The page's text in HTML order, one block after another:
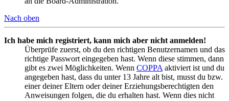
Nach oben
Ich habe mich registriert, kann mich aber nicht anmelden!
Überprüfe zuerst, ob du den richtigen Benutzernamen und das
richtige Passwort eingegeben hast. Wenn diese stimmen, dann
gibt es zwei Möglichkeiten. Wenn COPPA aktiviert ist und du
angegeben hast, dass du unter 13 Jahre alt bist, musst du bzw.
einer deiner Eltern oder deiner Erziehungsberechtigten den
Anweisungen folgen, die du erhalten hast. Wenn dies nicht